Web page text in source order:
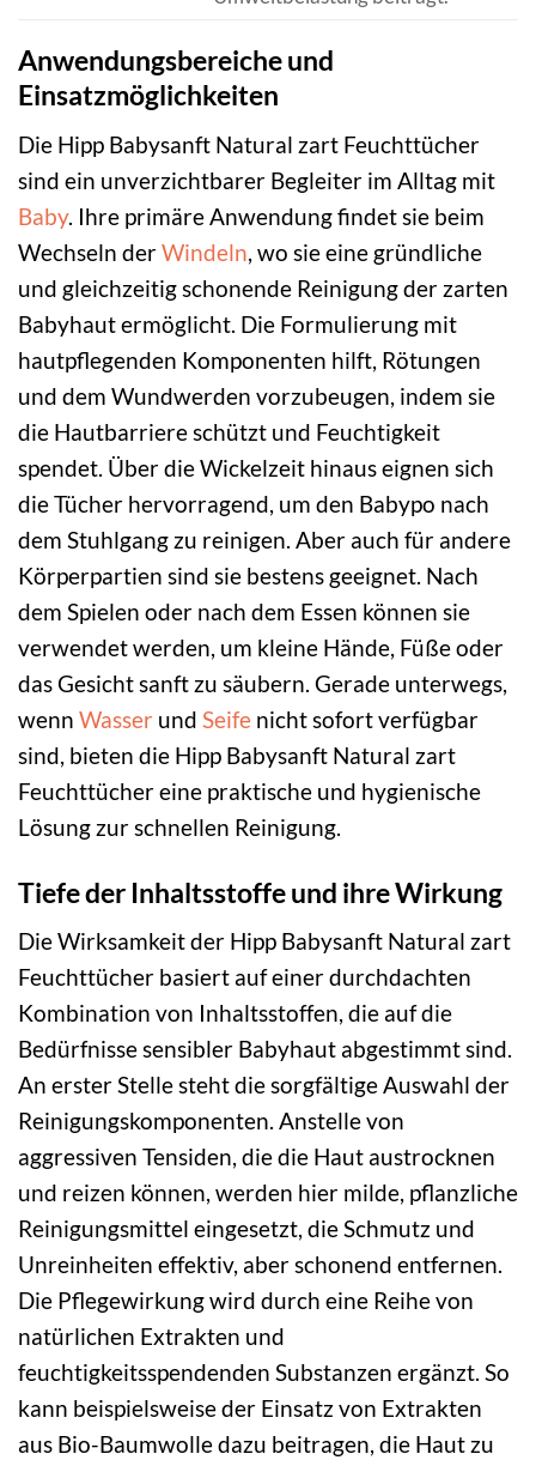
Anwendungsbereiche und
Einsatzmöglichkeiten
Die Hipp Babysanft Natural zart Feuchttücher
sind ein unverzichtbarer Begleiter im Alltag mit
Baby. Ihre primäre Anwendung findet sie beim
Wechseln derWindeln, wo sie eine gründliche
und gleichzeitig schonende Reinigung der zarten
Babyhaut ermöglicht. Die Formulierung mit
hautpflegenden Komponenten hilft, Rötungen
und dem Wundwerden vorzubeugen, indem sie
die Hautbarriere schützt und Feuchtigkeit
spendet. Über die Wickelzeit hinaus eignen sich
die Tücher hervorragend, um den Babypo nach
dem Stuhlgang zu reinigen. Aber auch für andere
Körperpartien sind sie bestens geeignet. Nach
dem Spielen oder nach dem Essen können sie
verwendet werden, um kleine Hände, Füße oder
das Gesicht sanft zu säubern. Gerade unterwegs,
wenn Wasser und Seife nicht sofort verfügbar
sind, bieten die Hipp Babysanft Natural zart
Feuchttücher eine praktische und hygienische
Lösung zur schnellen Reinigung.
Tiefe der Inhaltsstoffe und ihre Wirkung
Die Wirksamkeit der Hipp Babysanft Natural zart
Feuchttücher basiert auf einer durchdachten
Kombination von Inhaltsstoffen, die auf die
Bedürfnisse sensibler Babyhaut abgestimmt sind.
An erster Stelle steht die sorgfältige Auswahl der
Reinigungskomponenten. Anstelle von
aggressiven Tensiden, die die Haut austrocknen
und reizen können, werden hier milde, pflanzliche
Reinigungsmittel eingesetzt, die Schmutz und
Unreinheiten effektiv, aber schonend entfernen.
Die Pflegewirkung wird durch eine Reihe von
natürlichen Extrakten und
feuchtigkeitsspendenden Substanzen ergänzt. So
kann beispielsweise der Einsatz von Extrakten
aus Bio-Baumwolle dazu beitragen, die Haut zu